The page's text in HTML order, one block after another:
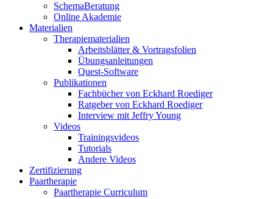
SchemaBeratung
Online Akademie
Materialien
Therapiematerialien
Arbeitsblätter & Vortragsfolien
Übungsanleitungen
Quest-Software
Publikationen
Fachbücher von Eckhard Roediger
Ratgeber von Eckhard Roediger
Interview mit Jeffry Young
Videos
Trainingsvideos
Tutorials
Andere Videos
Zertifizierung
Paartherapie
Paartherapie Curriculum